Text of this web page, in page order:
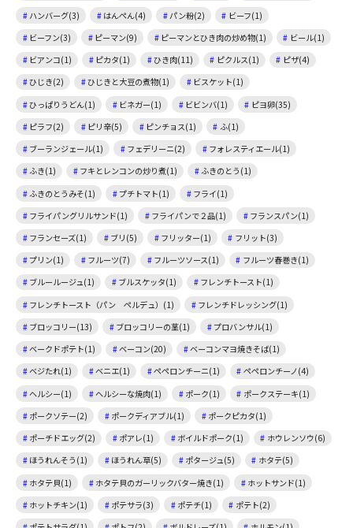
ハンバーグ(3)
はんぺん(4) パン粉(2)
ビーフ(1)
ビーフン(3)
ピーマン(9) ピーマンとひき肉の炒め物(1)
ビール(1)
ビアンコ(1)
ピカタ(1) ひき肉(11) ピクルス(1)
ピザ(4)
ひじき(2)
ひじきと大豆の煮物(1)
ビスケット(1)
ひっぱりうどん(1)
ビネガー(1) ビビンバ(1)
ピヨ卵(35)
ピラフ(2)
ピリ辛(5) ピンチョス(1)
ふ(1)
ブーランジェール(1)
フェデリーニ(2)
フォレスティエール(1)
ふき(1)
フキとレンコンの炒り煮(1)
ふきのとう(1)
ふきのとうみそ(1)
プチトマト(1)
フライ(1)
フライパングリルサンド(1)
フライパンで２品(1)
フランスパン(1)
フランセーズ(1)
ブリ(5) フリッター(1)
フリット(3)
プリン(1)
フルーツ(7) フルーツソース(1)
フルーツ春巻き(1)
ブルールージュ(1)
ブルスケッタ(1)
フレンチトースト(1)
フレンチトースト（パン ペルデュ）(1)
フレンチドレッシング(1)
ブロッコリー(13)
ブロッコリーの茎(1)
プロバンサル(1)
ベークドポテト(1)
ベーコン(20)
ベーコンマヨ焼きそば(1)
ベジたれ(1)
ベニエ(1) ペペロンチーニ(1)
ペペロンチーノ(4)
ヘルシー(1)
ヘルシーな焼肉(1) ポーク(1)
ポークステーキ(1)
ポークソテー(2)
ポークディアブル(1)
ポークピカタ(1)
ポーチドエッグ(2)
ポアレ(1) ボイルドポーク(1)
ホウレンソウ(6)
ほうれんそう(1)
ほうれん草(5) ポタージュ(5)
ホタテ(5)
ホタテ貝(1)
ホタテ貝のガーリックバター焼き(1)
ホットサンド(1)
ホットチキン(1)
ポテサラ(3) ポテチ(1)
ポテト(2)